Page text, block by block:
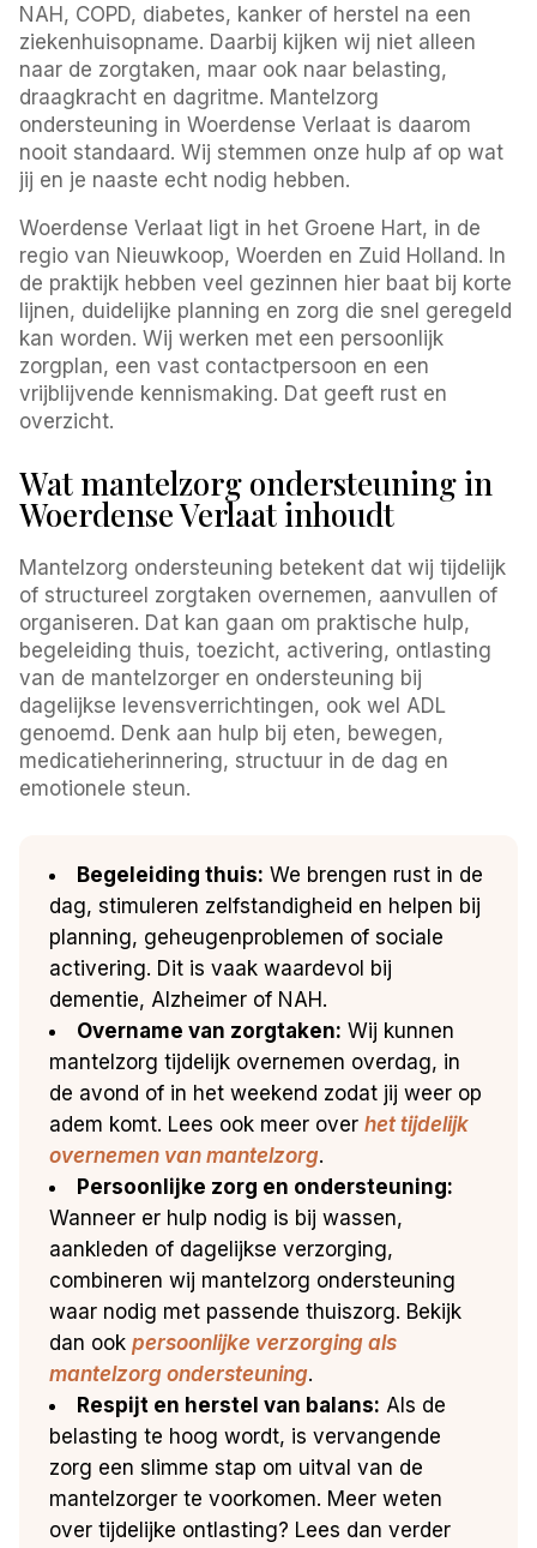
NAH, COPD, diabetes, kanker of herstel na een
ziekenhuisopname. Daarbij kijken wij niet alleen
naar de zorgtaken, maar ook naar belasting,
draagkracht en dagritme. Mantelzorg
ondersteuning in Woerdense Verlaat is daarom
nooit standaard. Wij stemmen onze hulp af op wat
jij en je naaste echt nodig hebben.
Woerdense Verlaat ligt in het Groene Hart, in de
regio van Nieuwkoop, Woerden en Zuid Holland. In
de praktijk hebben veel gezinnen hier baat bij korte
lijnen, duidelijke planning en zorg die snel geregeld
kan worden. Wij werken met een persoonlijk
zorgplan, een vast contactpersoon en een
vrijblijvende kennismaking. Dat geeft rust en
overzicht.
Wat mantelzorg ondersteuning in
Woerdense Verlaat inhoudt
Mantelzorg ondersteuning betekent dat wij tijdelijk
of structureel zorgtaken overnemen, aanvullen of
organiseren. Dat kan gaan om praktische hulp,
begeleiding thuis, toezicht, activering, ontlasting
van de mantelzorger en ondersteuning bij
dagelijkse levensverrichtingen, ook wel ADL
genoemd. Denk aan hulp bij eten, bewegen,
medicatieherinnering, structuur in de dag en
emotionele steun.
Begeleiding thuis: We brengen rust in de
dag, stimuleren zelfstandigheid en helpen bij
planning, geheugenproblemen of sociale
activering. Dit is vaak waardevol bij
dementie, Alzheimer of NAH.
Overname van zorgtaken: Wij kunnen
mantelzorg tijdelijk overnemen overdag, in
de avond of in het weekend zodat jij weer op
adem komt. Lees ook meer overhet tijdelijk
overnemen van mantelzorg.
Persoonlijke zorg en ondersteuning:
Wanneer er hulp nodig is bij wassen,
aankleden of dagelijkse verzorging,
combineren wij mantelzorg ondersteuning
waar nodig met passende thuiszorg. Bekijk
dan ookpersoonlijke verzorging als
mantelzorg ondersteuning.
Respijt en herstel van balans: Als de
belasting te hoog wordt, is vervangende
zorg een slimme stap om uitval van de
mantelzorger te voorkomen. Meer weten
over tijdelijke ontlasting? Lees dan verder